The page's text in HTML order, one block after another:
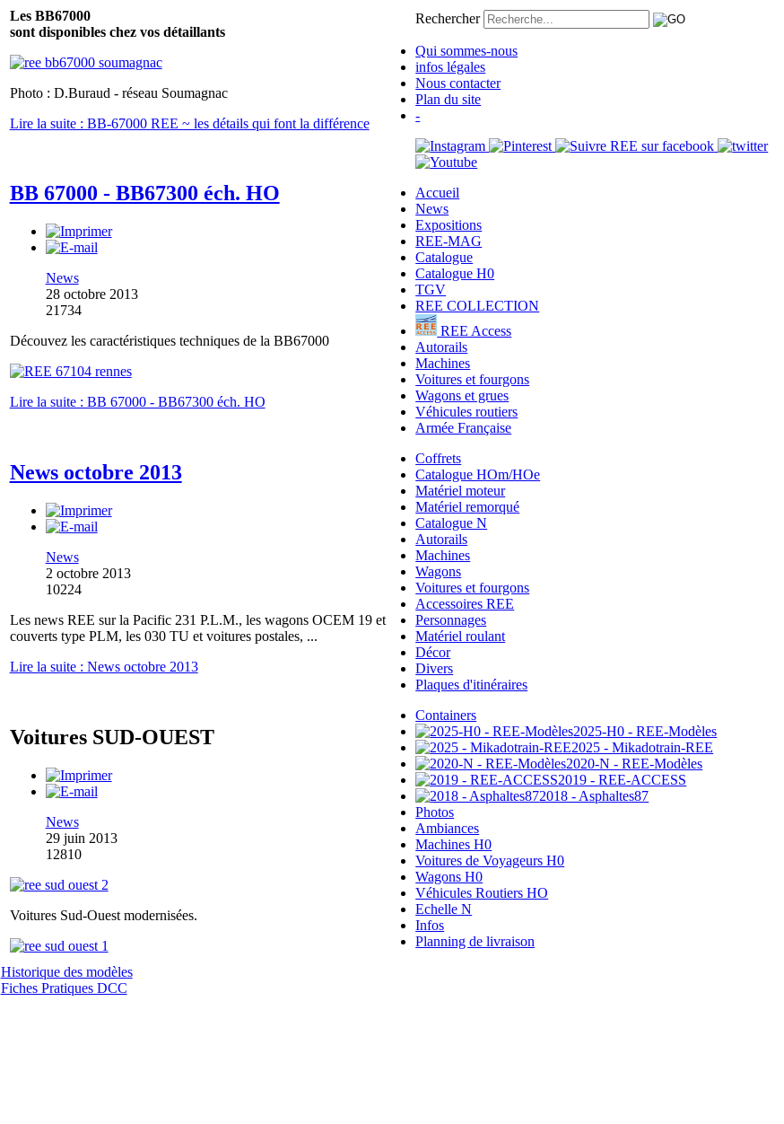
Les BB67000
sont disponibles chez vos détaillants
Photo : D.Buraud - réseau Soumagnac
Lire la suite : BB-67000 REE ~ les détails qui font la différence
BB 67000 - BB67300 éch. HO
News
28 octobre 2013
21734
Découvez les caractéristiques techniques de la BB67000
Lire la suite : BB 67000 - BB67300 éch. HO
News octobre 2013
News
2 octobre 2013
10224
Les news REE sur la Pacific 231 P.L.M., les wagons OCEM 19 et
couverts type PLM, les 030 TU et voitures postales, ...
Lire la suite : News octobre 2013
Voitures SUD-OUEST
News
29 juin 2013
12810
Voitures Sud-Ouest modernisées.
Rechercher
Qui sommes-nous
infos légales
Nous contacter
Plan du site
-
Accueil
News
Expositions
REE-MAG
Catalogue
Catalogue H0
TGV
REE COLLECTION
REE Access
Autorails
Machines
Voitures et fourgons
Wagons et grues
Véhicules routiers
Armée Française
Coffrets
Catalogue HOm/HOe
Matériel moteur
Matériel remorqué
Catalogue N
Autorails
Machines
Wagons
Voitures et fourgons
Accessoires REE
Personnages
Matériel roulant
Décor
Divers
Plaques d'itinéraires
Containers
2025-H0 - REE-Modèles
2025 - Mikadotrain-REE
2020-N - REE-Modèles
2019 - REE-ACCESS
2018 - Asphaltes87
Photos
Ambiances
Machines H0
Voitures de Voyageurs H0
Wagons H0
Véhicules Routiers HO
Echelle N
Infos
Planning de livraison
Historique des modèles
Fiches Pratiques DCC